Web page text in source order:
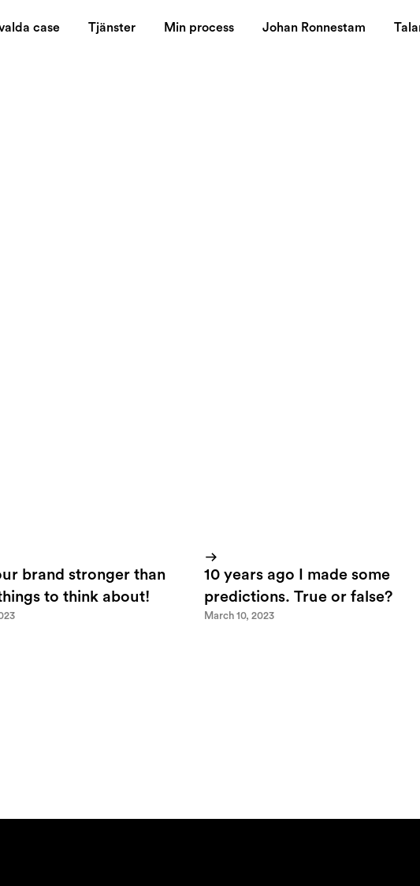
case Tjänster Min process Johan Ronnestam
brand stronger than
to think about!
10 years ago I made some
predictions. True or false?
March 10, 2023